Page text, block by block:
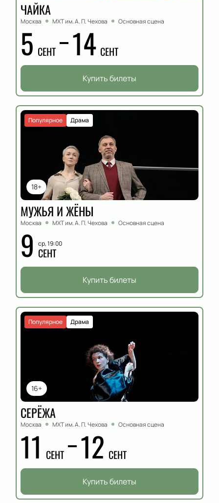
ЧАЙКА
Москва МХТ им. А. П. Чехова Основная сцена
5 СЕНТ 14 СЕНТ
Купить билеты
18+
Драма
Популярное
МУЖЬЯ И ЖЁНЫ
Москва МХТ им. А. П. Чехова Основная сцена
9 ср, 19:00
СЕНТ
Купить билеты
16+
Драма
Популярное
СЕРЁЖА
Москва МХТ им. А. П. Чехова Основная сцена
11 СЕНТ 12 СЕНТ
Купить билеты